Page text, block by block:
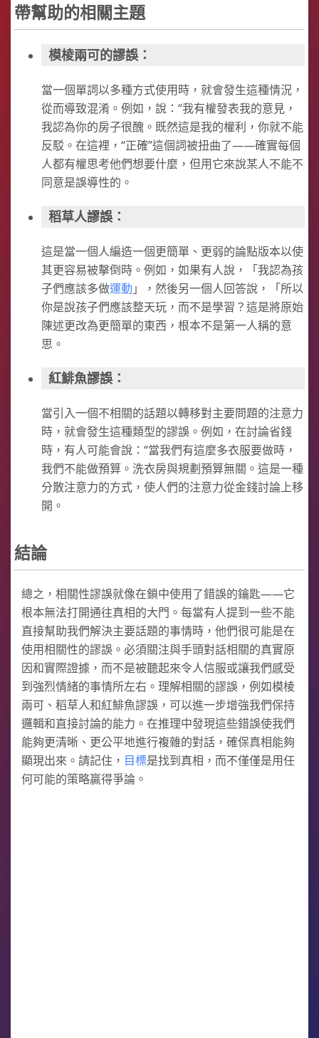
帶幫助的相關主題
模棱兩可的謬誤：
當一個單詞以多種方式使用時，就會發生這種情況，
從而導致混淆。例如，說：“我有權發表我的意見，
我認為你的房子很醜。既然這是我的權利，你就不能
反駁。在這裡，“正確”這個詞被扭曲了——確實每個
人都有權思考他們想要什麼，但用它來說某人不能不
同意是誤導性的。
稻草人謬誤：
這是當一個人編造一個更簡單、更弱的論點版本以使
其更容易被擊倒時。例如，如果有人說，「我認為孩
子們應該多做運動 」，然後另一個人回答說，「所以
你是說孩子們應該整天玩，而不是學習？這是將原始
陳述更改為更簡單的東西，根本不是第一人稱的意
思。
紅鯡魚謬誤：
當引入一個不相關的話題以轉移對主要問題的注意力
時，就會發生這種類型的謬誤。例如，在討論省錢
時，有人可能會說：“當我們有這麼多衣服要做時，
我們不能做預算。洗衣房與規劃預算無關。這是一種
分散注意力的方式，使人們的注意力從金錢討論上移
開。
結論
總之，相關性謬誤就像在鎖中使用了錯誤的鑰匙——它
根本無法打開通往真相的大門。每當有人提到一些不能
直接幫助我們解決主要話題的事情時，他們很可能是在
使用相關性的謬誤。必須關注與手頭對話相關的真實原
因和實際證據，而不是被聽起來令人信服或讓我們感受
到強烈情緒的事情所左右。理解相關的謬誤，例如模棱
兩可、稻草人和紅鯡魚謬誤，可以進一步增強我們保持
邏輯和直接討論的能力。在推理中發現這些錯誤使我們
能夠更清晰、更公平地進行複雜的對話，確保真相能夠
顯現出來。請記住， 目標是找到真相，而不僅僅是用任
何可能的策略贏得爭論。